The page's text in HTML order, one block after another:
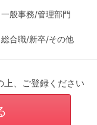
一般事務/管理部門
総合職/新卒/その他
上、ご登録ください